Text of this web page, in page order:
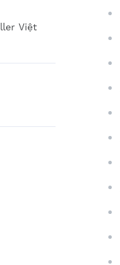
Việt